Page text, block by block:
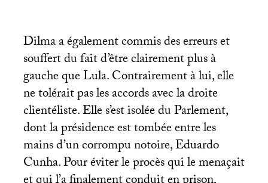
Dilma a également commis des erreurs et
souffert du fait d’être clairement plus à
gauche que Lula. Contrairement à lui, elle
ne tolérait pas les accords avec la droite
clientéliste. Elle s’est isolée du Parlement,
dont la présidence est tombée entre les
mains d’un corrompu notoire, Eduardo
Cunha. Pour éviter le procès qui le menaçait